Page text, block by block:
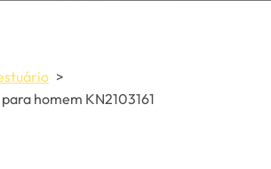
homem KN2103161